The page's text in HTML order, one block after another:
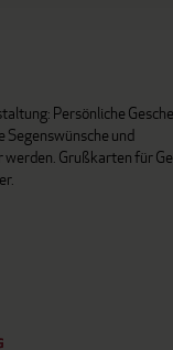
Persönliche
und
werden. Grußkarten für